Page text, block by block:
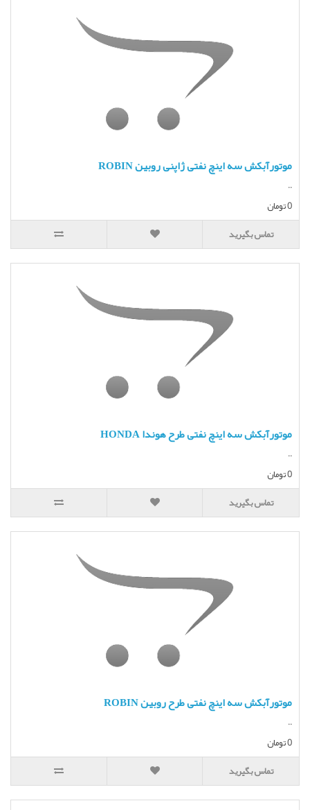
موتورآبکش سه اینچ نفتی ژاپنی روبین ROBIN
..
0 تومان
تماس بگیرید
موتورآبکش سه اینچ نفتی طرح هوندا HONDA
..
0 تومان
تماس بگیرید
موتورآبکش سه اینچ نفتی طرح روبین ROBIN
..
0 تومان
تماس بگیرید